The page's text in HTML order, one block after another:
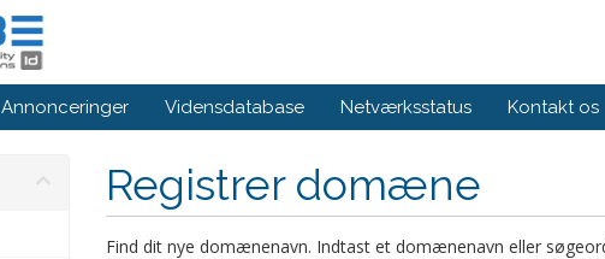
Annonceringer Vidensdatabase Netværksstatus Kontakt os
Registrer domæne
Find dit nye domænenavn. Indtast et domænenavn eller